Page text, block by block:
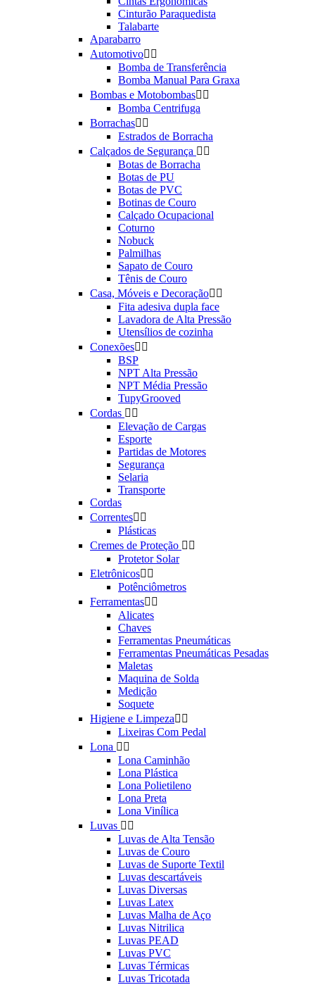
Cinturão Paraquedista
Talabarte
Aparabarro
Automotivo 
Bomba de Transferência
Bomba Manual Para Graxa
Bombas e Motobombas 
Bomba Centrifuga
Borrachas 
Estrados de Borracha
Calçados de Segurança  
Botas de Borracha
Botas de PU
Botas de PVC
Botinas de Couro
Calçado Ocupacional
Coturno
Nobuck
Palmilhas
Sapato de Couro
Tênis de Couro
Casa, Móveis e Decoração 
Fita adesiva dupla face
Lavadora de Alta Pressão
Utensílios de cozinha
Conexões 
BSP
NPT Alta Pressão
NPT Média Pressão
TupyGrooved
Cordas  
Elevação de Cargas
Esporte
Partidas de Motores
Segurança
Selaria
Transporte
Cordas
Correntes 
Plásticas
Cremes de Proteção  
Protetor Solar
Eletrônicos 
Potênciômetros
Ferramentas 
Alicates
Chaves
Ferramentas Pneumáticas
Ferramentas Pneumáticas Pesadas
Maletas
Maquina de Solda
Medição
Soquete
Higiene e Limpeza 
Lixeiras Com Pedal
Lona  
Lona Caminhão
Lona Plástica
Lona Polietileno
Lona Preta
Lona Vinílica
Luvas  
Luvas de Alta Tensão
Luvas de Couro
Luvas de Suporte Textil
Luvas descartáveis
Luvas Diversas
Luvas Latex
Luvas Malha de Aço
Luvas Nitrilica
Luvas PEAD
Luvas PVC
Luvas Térmicas
Luvas Tricotada